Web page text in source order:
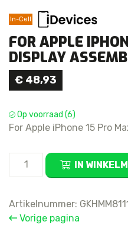
In-Cell
FOR APPLE
DISPLAY
€ 48,93
Op voorraad (6)
For Apple iPhone 15 Pro
Apple
15
Pro
IN
Artikelnummer:
Vorige pagina